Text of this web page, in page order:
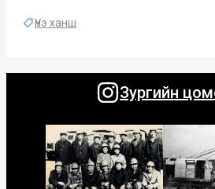
Үнэ ханш
Зургийн